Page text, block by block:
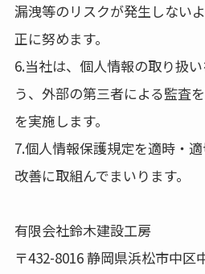
漏洩等のリスクが発生しない
正に努めます。
6.当社は、個人情報の取り扱
う、外部の第三者による監査
を実施します。
7.個人情報保護規定を適時・
改善に取組んでまいります。
有限会社鈴木建設工房
〒432-8016 静岡県浜松市中区